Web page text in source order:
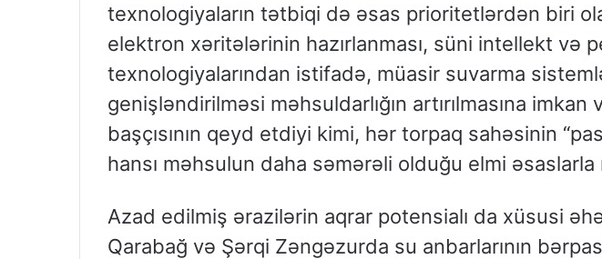
texnologiyaların tətbiqi də əsas prioritetlərdən biri
elektron xəritələrinin hazırlanması, süni intellekt və
texnologiyalarından istifadə, müasir suvarma
genişləndirilməsi məhsuldarlığın artırılmasına
başçısının qeyd etdiyi kimi, hər torpaq sahəsinin
hansı məhsulun daha səmərəli olduğu elmi
Azad edilmiş ərazilərin aqrar potensialı da xüsusi
Qarabağ və Şərqi Zəngəzurda su anbarlarının